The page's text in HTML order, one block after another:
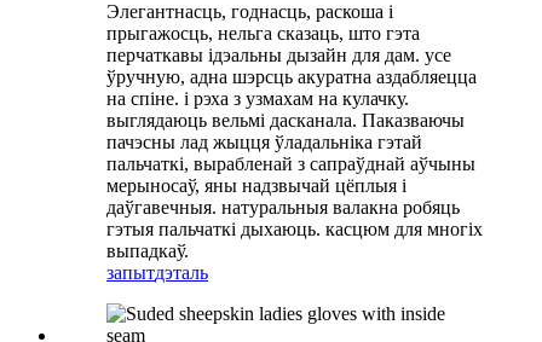
Элегантнасць, годнасць, раскоша і
прыгажосць, нельга сказаць, што гэта
перчаткавы ідэальны дызайн для дам. усе
ўручную, адна шэрсць акуратна аздабляецца
на спіне. і рэха з узмахам на кулачку.
выглядаюць вельмі дасканала. Паказваючы
пачэсны лад жыцця ўладальніка гэтай
пальчаткі, вырабленай з сапраўднай аўчыны
мерыносаў, яны надзвычай цёплыя і
даўгавечныя. натуральныя валакна робяць
гэтыя пальчаткі дыхаюць. касцюм для многіх
выпадкаў.
запытдэталь